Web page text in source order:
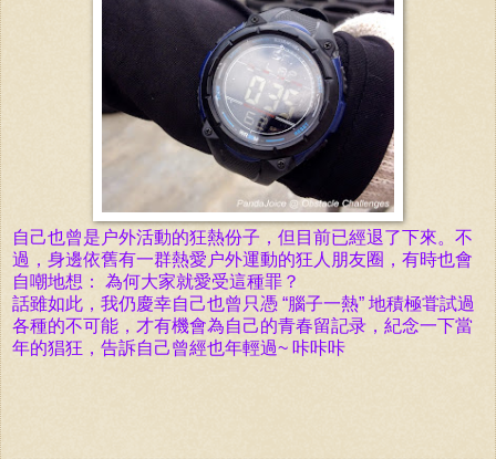
自己也曾是户外活動的狂熱份子，但目前已經退了下來。不
過，身邊依舊有一群熱愛户外運動的狂人朋友圈，有時也會
自嘲地想： 為何大家就愛受這種罪 ？
話雖如此，我仍慶幸自己也曾只憑 “腦子一熱” 地積極甞試過
各種的不可能，才有機會為自己的青春留記录，紀念一下當
年的猖狂，告訴自己曾經也年輕過~ 咔咔咔